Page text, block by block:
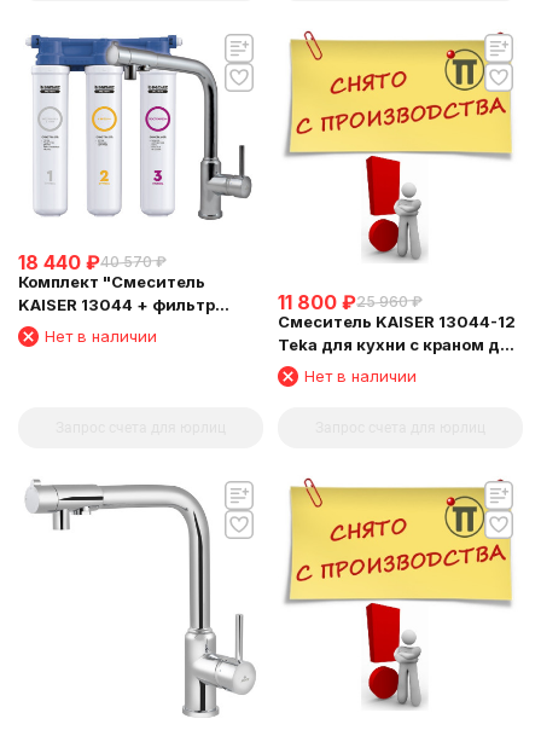
18 440 ₽40 570 ₽
Комплект "Cмеситель
KAISER 13044 + фильтр
Барьер"Нет в наличии
11 800 ₽25 960 ₽
Смеситель KAISER 13044-12
Teka для кухни с краном для
питьевой воды
Нет в наличии